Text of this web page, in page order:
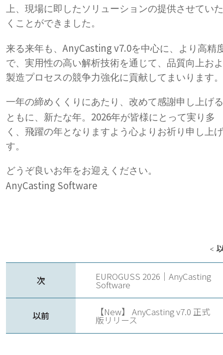
上、現場に即したソリューションの提供させてい
くことができました。
来る来年も、 AnyCasting v7.0を中心に、より高精
で、実用性の高い解析技術を通じて、品質向上お
製造プロセスの競争力強化に貢献してまいります。
一年の締めくくりにあたり、改めて感謝申し上げ
ともに、新たな年。 2026年が皆様にとって実り多
く、飛躍の年となりますよう心よりお祈り申し上
す。
どうぞ良いお年をお迎えください。
AnyCasting Software
＜
次 EUROGUSS 2026｜AnyCasting
Software
以前 【New】 AnyCasting v7.0 正式
版リリース